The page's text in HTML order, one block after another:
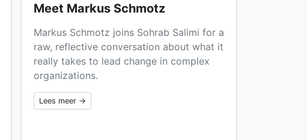
Meet Markus Schmotz
Markus Schmotz joins Sohrab Salimi for a
raw, reflective conversation about what it
really takes to lead change in complex
organizations.
Lees meer →